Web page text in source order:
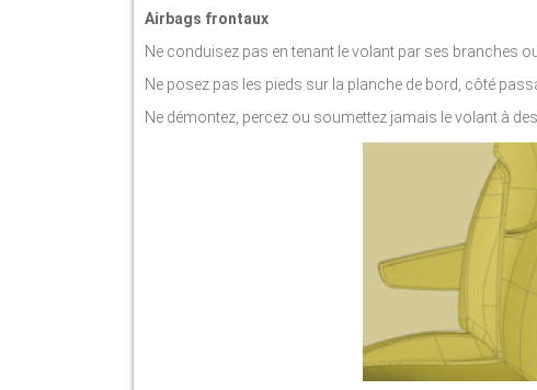
Airbags frontaux
Ne conduisez pas en tenant le volant par ses branches
Ne posez pas les pieds sur la planche de bord, côté
Ne démontez, percez ou soumettez jamais le volant à